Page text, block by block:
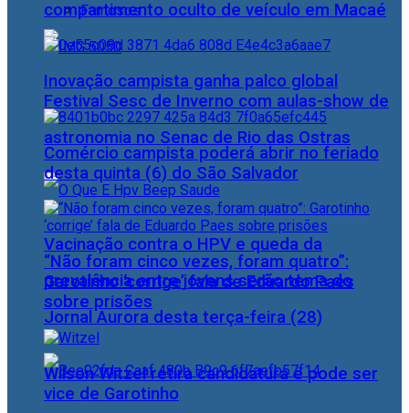
Famosos
Festival Sesc de Inverno com aulas-show de
astronomia no Senac de Rio das Ostras
Vacinação contra o HPV e queda da
prevalência entre jovens serão tema do
Jornal Aurora desta terça-feira (28)
compartimento oculto de veículo em Macaé
Inovação campista ganha palco global
Comércio campista poderá abrir no feriado
desta quinta (6) do São Salvador
“Não foram cinco vezes, foram quatro”:
Garotinho ‘corrige’ fala de Eduardo Paes
sobre prisões
Wilson Witzel retira candidatura e pode ser
vice de Garotinho